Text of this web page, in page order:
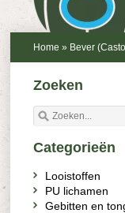
Home » Bever
Zoeken
Categorieën
Looistoffen
PU lichamen
Gebitten en